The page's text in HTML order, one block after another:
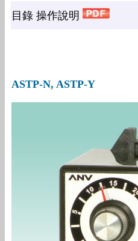
目錄 操作說明
ASTP-N, ASTP-Y